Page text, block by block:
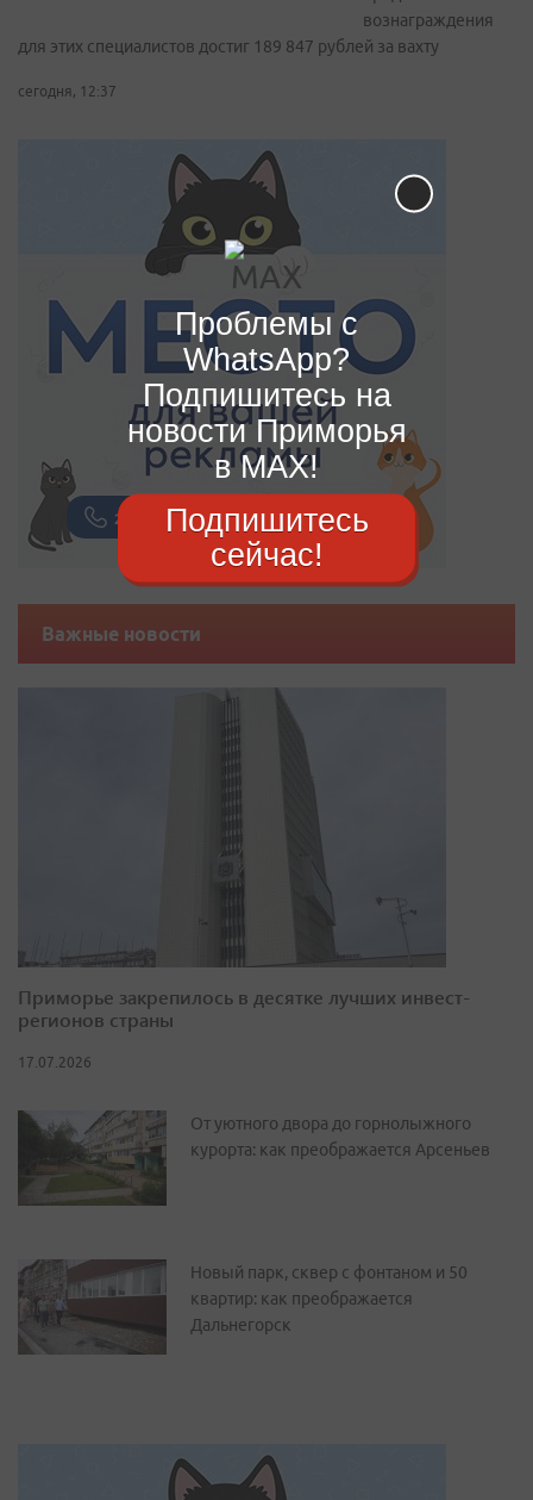
вознаграждения
для этих специалистов достиг 189 847 рублей за вахту
сегодня, 12:37
Важные новости
Приморье закрепилось в десятке лучших инвест-
регионов страны
17.07.2026
От уютного двора до горнолыжного
курорта: как преображается Арсеньев
Новый парк, сквер с фонтаном и 50
квартир: как преображается
Дальнегорск
Проблемы с
WhatsApp?
Подпишитесь на
новости Приморья
в MAX!
Подпишитесь
сейчас!